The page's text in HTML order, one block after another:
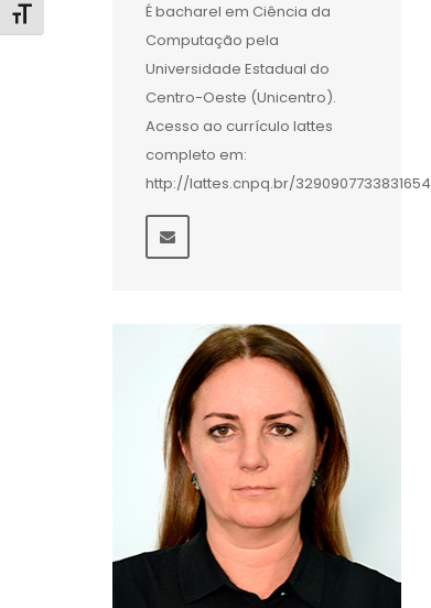
Alternar tamanho da fonteÉ bacharel em Ciência da
Computação pela
Universidade Estadual do
Centro-Oeste (Unicentro).
Acesso ao currículo lattes
completo em:
http://lattes.cnpq.br/3290907733831654